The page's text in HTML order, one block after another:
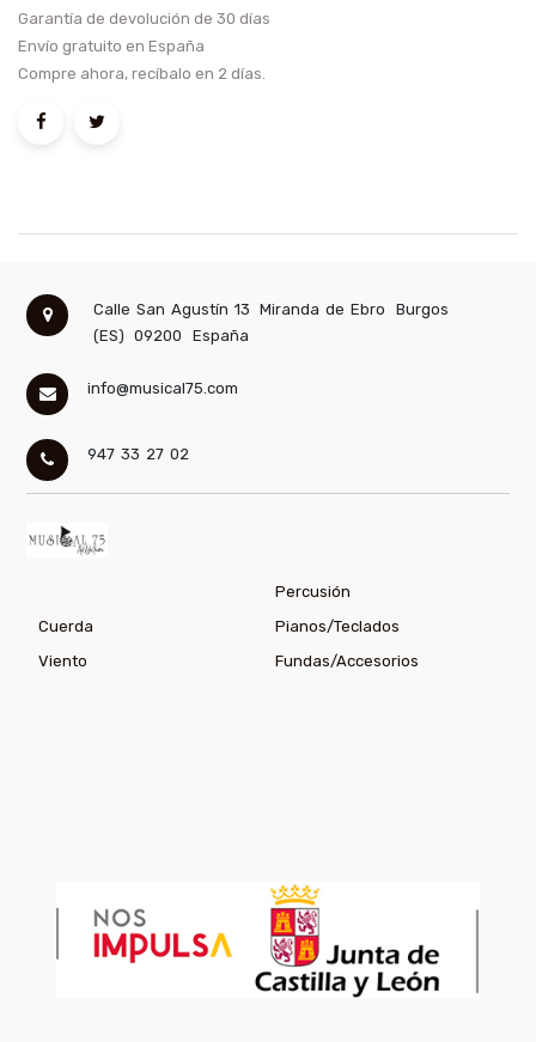
Garantía de devolución de 30 días
Envío gratuito en España
Compre ahora, recíbalo en 2 días.
Calle San Agustín 13 Miranda de Ebro
Burgos
(ES)
09200 España
info@musical75.com
947 33 27 02
Percusión
Cuerda
Pianos/Teclados
Viento
Fundas/Accesorios